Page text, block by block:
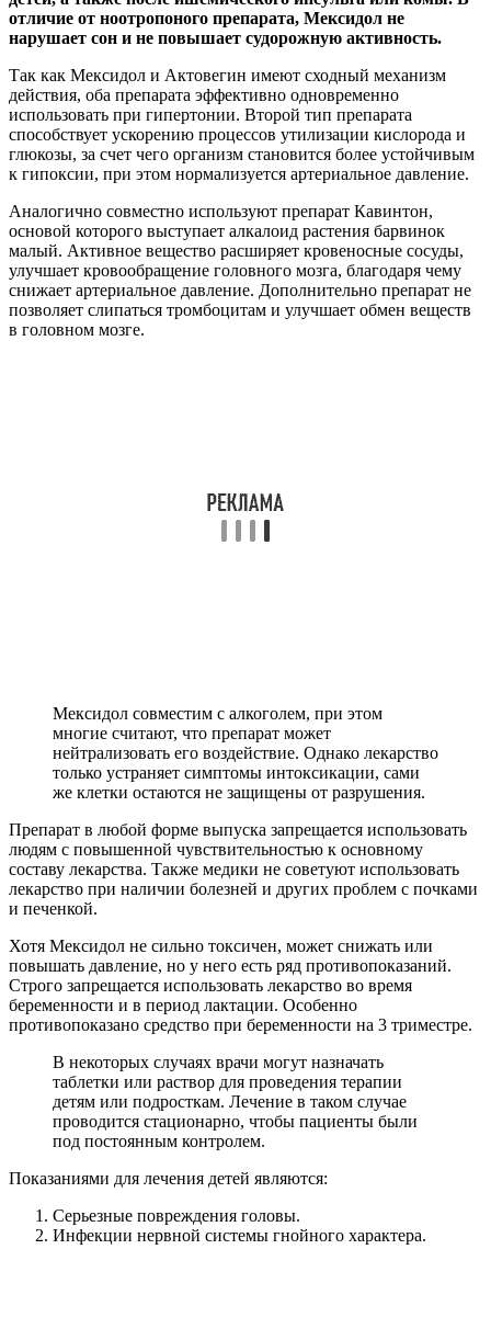
отличие от ноотропоного препарата, Мексидол не
нарушает сон и не повышает судорожную активность.
Так как Мексидол и Актовегин имеют сходный механизм
действия, оба препарата эффективно одновременно
использовать при гипертонии. Второй тип препарата
способствует ускорению процессов утилизации кислорода и
глюкозы, за счет чего организм становится более устойчивым
к гипоксии, при этом нормализуется артериальное давление.
Аналогично совместно используют препарат Кавинтон,
основой которого выступает алкалоид растения барвинок
малый. Активное вещество расширяет кровеносные сосуды,
улучшает кровообращение головного мозга, благодаря чему
снижает артериальное давление. Дополнительно препарат не
позволяет слипаться тромбоцитам и улучшает обмен веществ
в головном мозге.
Мексидол совместим с алкоголем, при этом
многие считают, что препарат может
нейтрализовать его воздействие. Однако лекарство
только устраняет симптомы интоксикации, сами
же клетки остаются не защищены от разрушения.
Препарат в любой форме выпуска запрещается использовать
людям с повышенной чувствительностью к основному
составу лекарства. Также медики не советуют использовать
лекарство при наличии болезней и других проблем с почками
и печенкой.
Хотя Мексидол не сильно токсичен, может снижать или
повышать давление, но у него есть ряд противопоказаний.
Строго запрещается использовать лекарство во время
беременности и в период лактации. Особенно
противопоказано средство при беременности на 3 триместре.
В некоторых случаях врачи могут назначать
таблетки или раствор для проведения терапии
детям или подросткам. Лечение в таком случае
проводится стационарно, чтобы пациенты были
под постоянным контролем.
Показаниями для лечения детей являются:
Серьезные повреждения головы.
Инфекции нервной системы гнойного характера.